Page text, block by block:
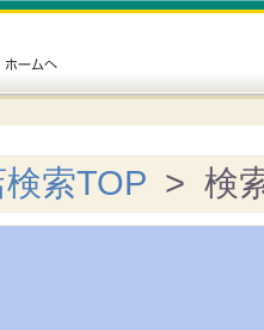
索TOP > 検